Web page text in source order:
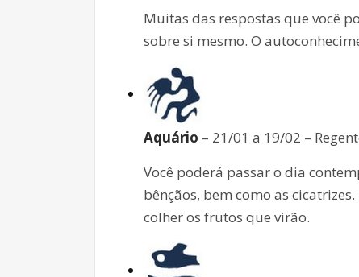
Muitas das respostas que você
sobre si mesmo. O
Aquário – 21/01 a 19/02 –
Você poderá passar o dia
bênçãos, bem como as
colher os frutos que virão.